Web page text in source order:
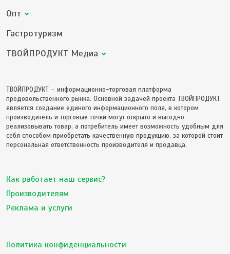
Опт
Гастротуризм
ТВОЙПРОДУКТ Медиа
ТВОЙПРОДУКТ – информационно-торговая платформа
продовольственного рынка. Основной задачей проекта ТВОЙПРОДУКТ
является создание единого информационного поля, в котором
производитель и торговые точки могут открыто и выгодно
реализовывать товар, а потребитель имеет возможность удобным для
себя способом приобретать качественную продукцию, за которой стоит
персональная ответственность производителя и продавца.
Как работает наш сервис?
Производителям
Реклама и услуги
Политика конфиденциальности